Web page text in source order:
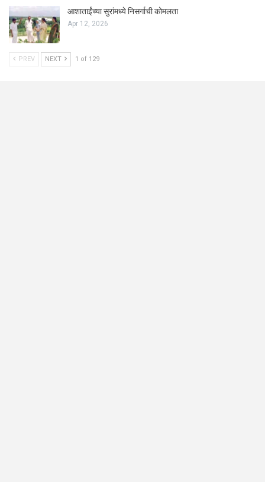
आशाताईंच्या सुरांमध्ये निसर्गाची कोमलता
Apr 12, 2026
PREV NEXT 1 of 129